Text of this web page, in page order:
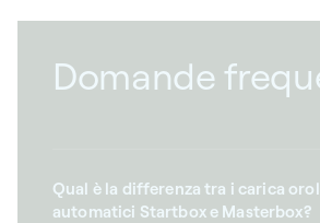
Domande
Qual è la differenza tra i carica
automatici Startbox e Masterbox?